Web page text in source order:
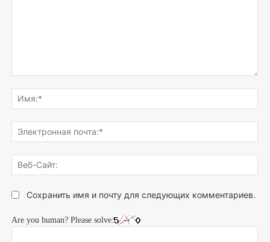
что
думаете...
Сохранить имя и почту для следующих комментариев.
Are you human? Please solve: